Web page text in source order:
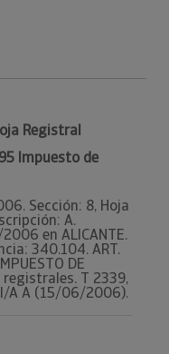
Registral
Impuesto de
Sección: 8, Hoja
A.
en ALICANTE.
340.104. ART.
DE
registrales. T 2339,
I/A A (15/06/2006).